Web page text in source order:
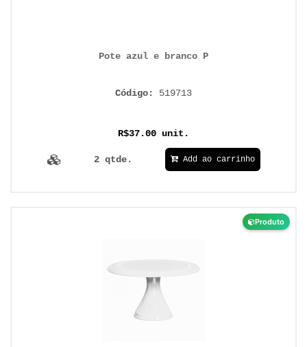
Pote azul e branco P
Código: 519713
R$37.00 unit.
2 qtde. Add ao carrinho
Produto